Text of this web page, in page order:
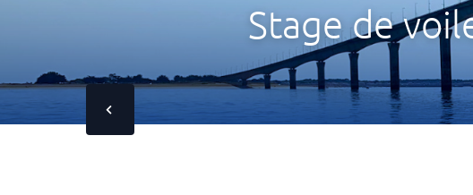
Stage de